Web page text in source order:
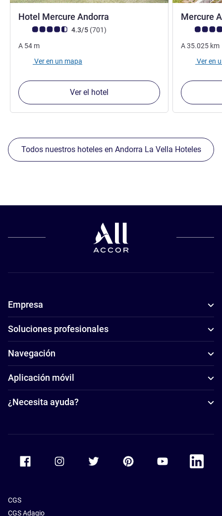
Hotel Mercure Andorra
Nota de clientes de Avis (Clasificación de ALL)
4.3/5 (701opiniones
)
A 54 m
Ver en un mapa
Ver el hotel
Mercure
Nota de
A35.025 km
Ver en
Todos nuestros hoteles en Andorra La Vella Hoteles
Empresa
Soluciones profesionales
Navegación
Aplicación móvil
¿Necesita ayuda?
Accor Facebook Accor TwitterAccor PinterestAccor Youtube
Accor
CGS
CGS Adagio